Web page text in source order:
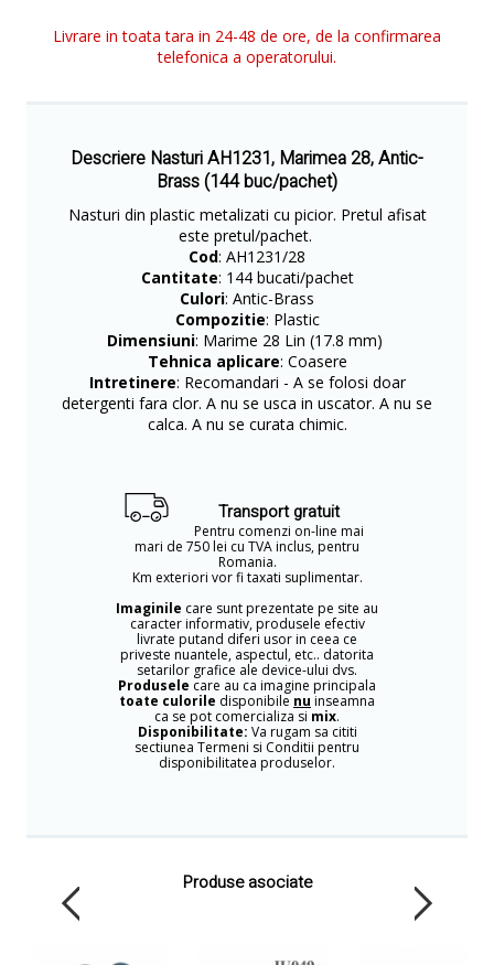
Livrare in toata tara in 24-48 de ore, de la confirmarea
telefonica a operatorului.
Descriere Nasturi AH1231, Marimea 28, Antic-
Brass (144 buc/pachet)
Nasturi din plastic metalizati cu picior. Pretul afisat
este pretul/pachet.
Cod: AH1231/28
Cantitate: 144 bucati/pachet
Culori: Antic-Brass
Compozitie: Plastic
Dimensiuni: Marime 28 Lin (17.8 mm)
Tehnica aplicare: Coasere
Intretinere: Recomandari - A se folosi doar
detergenti fara clor. A nu se usca in uscator. A nu se
calca. A nu se curata chimic.
Transport gratuit
Pentru comenzi on-line mai
mari de 750 lei cu TVA inclus, pentru
Romania.
Km exteriori vor fi taxati suplimentar.
Imaginile care sunt prezentate pe site au
caracter informativ, produsele efectiv
livrate putand diferi usor in ceea ce
priveste nuantele, aspectul, etc.. datorita
setarilor grafice ale device-ului dvs.
Produsele care au ca imagine principala
toate culorile disponibile nu inseamna
ca se pot comercializa si mix.
Disponibilitate: Va rugam sa cititi
sectiunea Termeni si Conditii pentru
disponibilitatea produselor.
Produse asociate